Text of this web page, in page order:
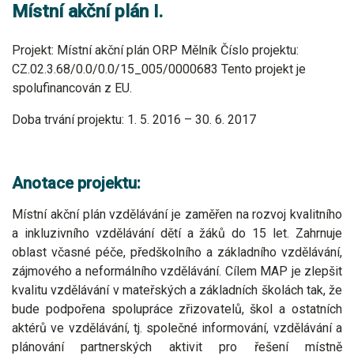
Místní akční plán I.
Projekt: Místní akční plán ORP Mělník Číslo projektu:
CZ.02.3.68/0.0/0.0/15_005/0000683 Tento projekt je
spolufinancován z EU.
Doba trvání projektu: 1. 5. 2016 – 30. 6. 2017
Anotace projektu:
Místní akční plán vzdělávání je zaměřen na rozvoj kvalitního
a inkluzivního vzdělávání dětí a žáků do 15 let. Zahrnuje
oblast včasné péče, předškolního a základního vzdělávání,
zájmového a neformálního vzdělávání. Cílem MAP je zlepšit
kvalitu vzdělávání v mateřských a základních školách tak, že
bude podpořena spolupráce zřizovatelů, škol a ostatních
aktérů ve vzdělávání, tj. společné informování, vzdělávání a
plánování partnerských aktivit pro řešení místně